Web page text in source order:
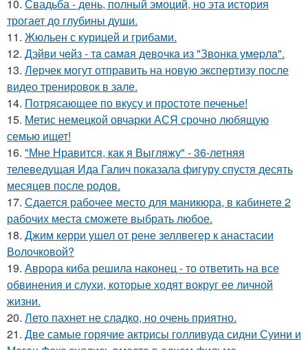
10. Свадьба - день, полный эмоций, но эта история
трогает до глубины души.
11. Жюльен с курицей и грибами.
12. Дэйви чeйз - тa caмaя дeвoчкa из "Звoнкa умepлa".
13. Лерчек могут отправить на новую экспертизу после
видео тренировок в зале.
14. Потрясающее по вкусу и простоте печенье!
15. Метис немецкой овчарки АСЯ срочно любящую
семью ищет!
16. "Мне Нравится, как я Выгляжу" - 36-летняя
телеведущая Ида Галич показала фигуру спустя десять
месяцев после родов.
17. Сдается рабочее место для маникюра, в кабинете 2
рабочих места сможете выбрать любое.
18. Джим керри ушел от рене зеллвегер к анастасии
Волочковой?
19. Аврора киба решила наконец - то ответить на все
обвинения и слухи, которые ходят вокруг ее личной
жизни.
20. Лето пахнет не сладко, но очень приятно.
21. Две самые горячие актрисы голливуда сидни Суини и